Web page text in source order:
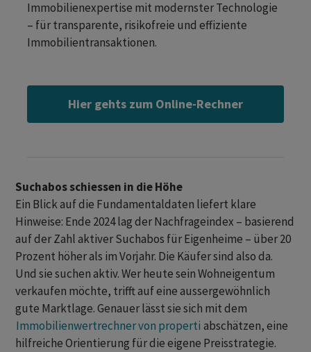
Immobilienexpertise mit modernster Technologie
– für transparente, risikofreie und effiziente
Immobilientransaktionen.
Hier gehts zum Online-Rechner
Suchabos schiessen in die Höhe
Ein Blick auf die Fundamentaldaten liefert klare
Hinweise: Ende 2024 lag der Nachfrageindex – basierend
auf der Zahl aktiver Suchabos für Eigenheime – über 20
Prozent höher als im Vorjahr. Die Käufer sind also da.
Und sie suchen aktiv. Wer heute sein Wohneigentum
verkaufen möchte, trifft auf eine aussergewöhnlich
gute Marktlage. Genauer lässt sie sich mit dem
Immobilienwertrechner von properti abschätzen, eine
hilfreiche Orientierung für die eigene Preisstrategie.